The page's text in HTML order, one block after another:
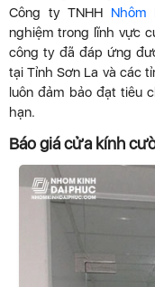
Công ty TNHH Nhôm
nghiệm trong lĩnh vực
công ty đã đáp ứng
tại Tỉnh Sơn La và các
luôn đảm bảo đạt tiêu
hạn.
Báo giá cửa kính